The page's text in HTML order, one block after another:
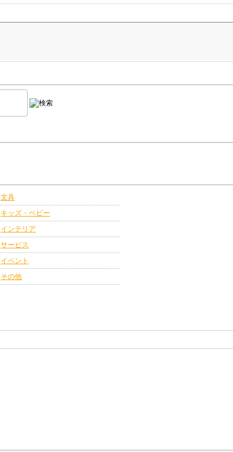
文具
キッズ・ベビー
インテリア
サービス
イベント
その他